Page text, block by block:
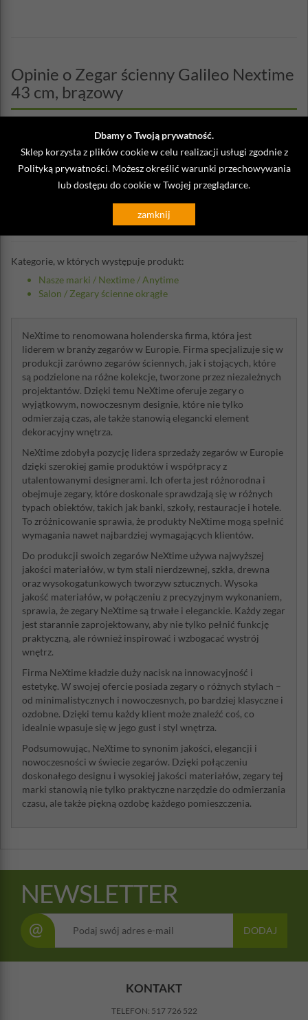
Dbamy o Twoją prywatność.
Sklep korzysta z plików cookie w celu realizacji usługi zgodnie z
Polityką prywatności. Możesz określić warunki przechowywania
lub dostępu do cookie w Twojej przeglądarce.
zamknij
Opinie o Zegar ścienny Galileo Nextime
43 cm, brązowy
Napisz własną opinię
09-01-2020 a.
Zegar prezentuje się świetnie jednak podświetlenie widoczne jest
Kategorie, w których występuje produkt:
Nasze marki / Nextime /Anytime
Salon / Zegary ścienne okrągłe
NeXtime to renomowana holenderska firma, która jest
liderem w branży zegarów w Europie. Firma specjalizuje się w
produkcji zarówno zegarów ściennych, jak i stojących, które
są podzielone na różne kolekcje, tworzone przez niezależnych
projektantów. Dzięki temu NeXtime oferuje zegary o
wyjątkowym, nowoczesnym designie, które nie tylko
odmierzają czas, ale także stanowią elegancki element
dekoracyjny wnętrza.
NeXtime zdobyła pozycję lidera sprzedaży zegarów w Europie
dzięki szerokiej gamie produktów i współpracy z
utalentowanymi designerami. Ich oferta jest różnorodna i
obejmuje zegary, które doskonale sprawdzają się w różnych
typach obiektów, takich jak banki, szkoły, restauracje i hotele.
To zróżnicowanie sprawia, że produkty NeXtime mogą spełnić
wymagania nawet najbardziej wymagających klientów.
Do produkcji swoich zegarów NeXtime używa najwyższej
jakości materiałów, w tym stali nierdzewnej, szkła, drewna
oraz wysokogatunkowych tworzyw sztucznych. Wysoka
jakość materiałów, w połączeniu z precyzyjnym wykonaniem,
sprawia, że zegary NeXtime są trwałe i eleganckie. Każdy zegar
jest starannie zaprojektowany, aby nie tylko pełnić funkcję
praktyczną, ale również inspirować i wzbogacać wystrój
wnętrz.
Firma NeXtime kładzie duży nacisk na innowacyjność i
estetykę. W swojej ofercie posiada zegary o różnych stylach –
od minimalistycznych i nowoczesnych, po bardziej klasyczne i
ozdobne. Dzięki temu każdy klient może znaleźć coś, co
idealnie wpasuje się w jego gust i styl wnętrza.
Podsumowując, NeXtime to synonim jakości, elegancji i
nowoczesności w świecie zegarów. Dzięki połączeniu
doskonałego designu i wysokiej jakości materiałów, zegary tej
marki stanowią nie tylko praktyczne narzędzie do odmierzania
czasu, ale także piękną ozdobę każdego pomieszczenia.
NEWSLETTER
@ DODAJ
KONTAKT
TELEFON: 517 726 522